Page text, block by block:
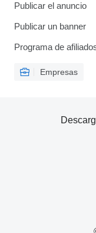
Publicar el anuncio
Publicar un banner
Programa de
Empresas